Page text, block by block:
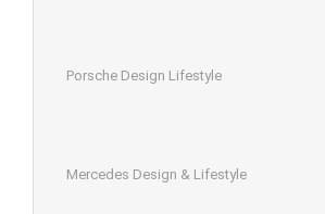
Porsche Design Lifestyle
Mercedes Design & Lifestyle